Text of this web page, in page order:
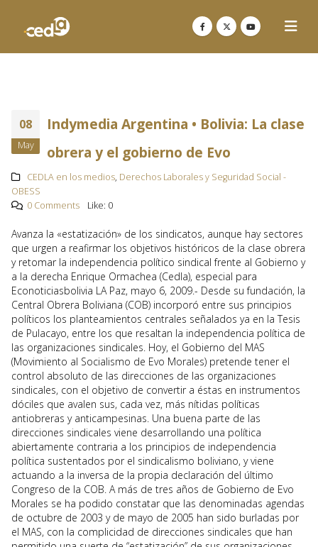
08
May
Indymedia Argentina • Bolivia: La clase
obrera y el gobierno de Evo
CEDLA en los medios, Derechos Laborales y Seguridad Social -
OBESS
0 Comments
Like: 0
Avanza la «estatización» de los sindicatos, aunque hay sectores
que urgen a reafirmar los objetivos históricos de la clase obrera
y retomar la independencia político sindical frente al Gobierno y
a la derecha Enrique Ormachea (Cedla), especial para
Econoticiasbolivia LA Paz, mayo 6, 2009.- Desde su fundación, la
Central Obrera Boliviana (COB) incorporó entre sus principios
políticos los planteamientos centrales señalados ya en la Tesis
de Pulacayo, entre los que resaltan la independencia política de
las organizaciones sindicales. Hoy, el Gobierno del MAS
(Movimiento al Socialismo de Evo Morales) pretende tener el
control absoluto de las direcciones de las organizaciones
sindicales, con el objetivo de convertir a éstas en instrumentos
dóciles que avalen sus, cada vez, más nítidas políticas
antiobreras y anticampesinas. Una buena parte de las
direcciones sindicales viene desarrollando una política
abiertamente contraria a los principios de independencia
política sustentados por el sindicalismo boliviano, y viene
actuando a la inversa de la propia declaración del último
Congreso de la COB. A más de tres años de Gobierno de Evo
Morales se ha podido constatar que las denominadas agendas
de octubre de 2003 y de mayo de 2005 han sido burladas por
el MAS, con la complicidad de direcciones sindicales que han